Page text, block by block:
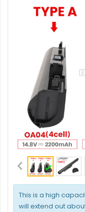
This is a high
will extend out